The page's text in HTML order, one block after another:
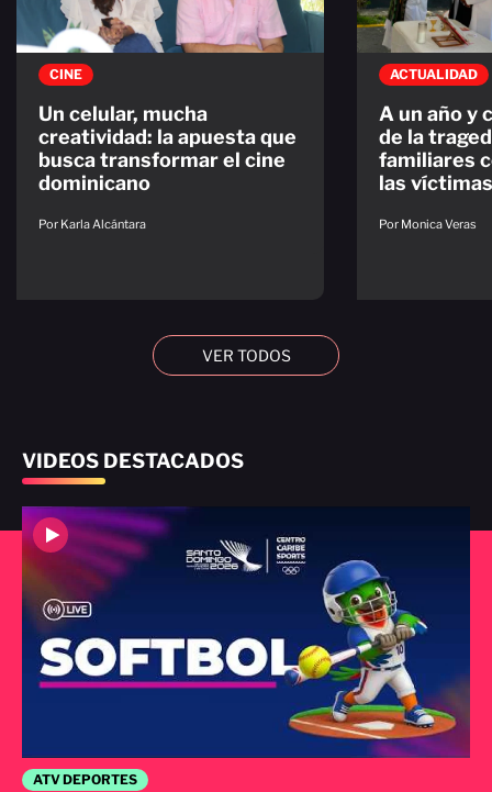
CINE
Un celular, mucha
creatividad: la apuesta que
busca transformar el cine
dominicano
Por Karla Alcántara
ACTUALIDAD
A un año y
de la
familiares
las
Por Monica Veras
VER TODOS
VIDEOS DESTACADOS
ATV DEPORTES